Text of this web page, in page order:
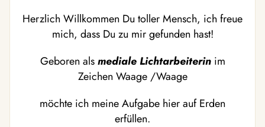
Herzlich Willkommen Du toller Mensch, ich freue
mich, dass Du zu mir gefunden hast!
Geboren alsmediale Lichtarbeiterin im
Zeichen Waage /Waage
möchte ich meine Aufgabe hier auf Erden
erfüllen.